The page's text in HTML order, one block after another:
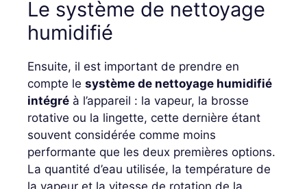
Le système de nettoyage
humidifié
Ensuite, il est important de prendre en
compte le système de nettoyage humidifié
intégré à l’appareil : la vapeur, la brosse
rotative ou la lingette, cette dernière étant
souvent considérée comme moins
performante que les deux premières options.
La quantité d’eau utilisée, la température de